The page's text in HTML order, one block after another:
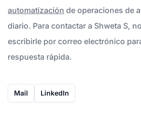
automatización de operaciones de
diario. Para contactar a Shweta S,
escribirle por correo electrónico
respuesta rápida.
Mail LinkedIn